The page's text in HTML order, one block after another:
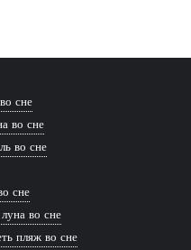
сне
во сне
во сне
сне
во сне
пляж во сне